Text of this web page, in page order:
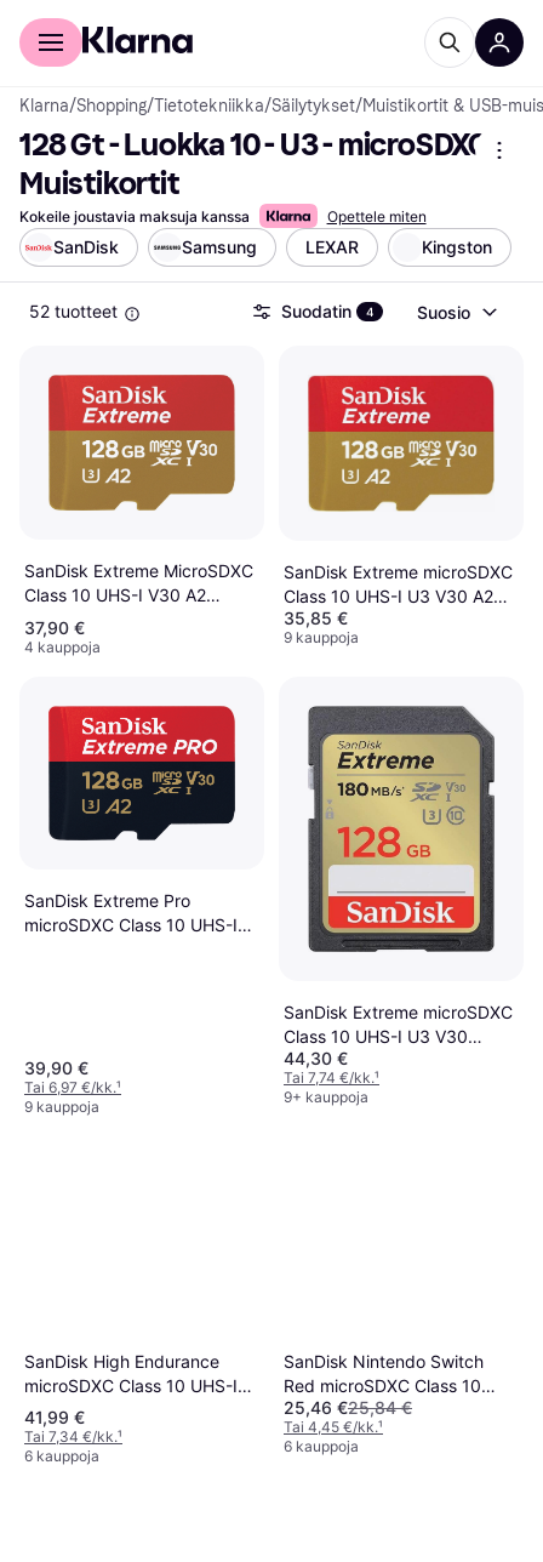
Kuluttajille
Klarna/Shopping/Tietotekniikka/Säilytykset/Muistikortit & USB-
128 Gt - Luokka 10 - U3 - microSDXC
Muistikortit
Kokeile joustavia maksuja kanssa Opettele miten
SanDisk Samsung LEXAR Kingston
52 tuotteet Suodatin 4 Suosio
SanDisk Extreme MicroSDXC
Class 10 UHS-I V30 A2
190/90MB/s 128 GB
37,90 €
4 kauppoja
SanDisk Extreme microSDXC
Class 10 UHS-I U3 V30 A2
190/90MB/s 128GB +SD
Adapter
35,85 €
9 kauppoja
SanDisk Extreme Pro
microSDXC Class 10 UHS-I
39,90 €
Tai 6,97 €/kk.¹
9 kauppoja
SanDisk Extreme microSDXC
Class 10 UHS-I U3 V30
180/90MB/s 128GB
44,30 €
Tai 7,74 €/kk.¹
9+ kauppoja
SanDisk High Endurance
microSDXC Class 10 UHS-I
U3 V30 128GB +Adapter
41,99 €
Tai 7,34 €/kk.¹
6 kauppoja
SanDisk Nintendo Switch
Red microSDXC Class 10
UHS-I U3 100/90MB/s 128GB
25,46 €25,84 €
Tai 4,45 €/kk.¹
6 kauppoja